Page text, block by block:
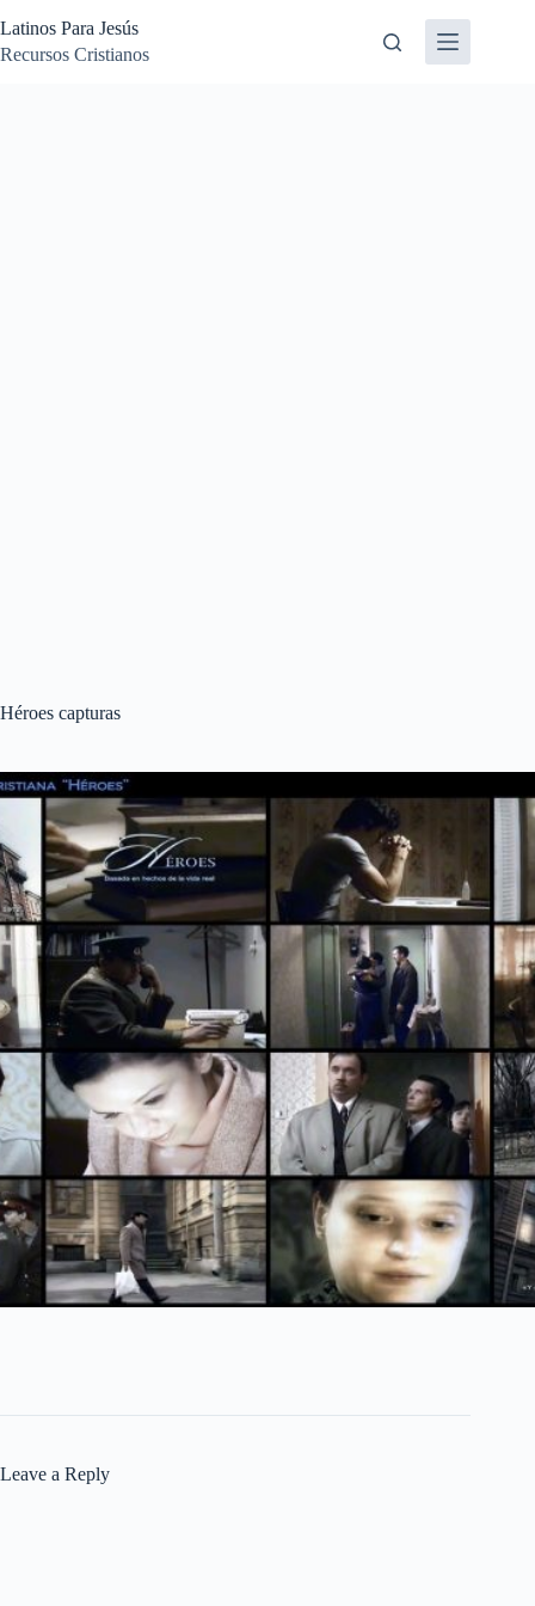
to
content
Latinos Para Jesús
Recursos Cristianos
Héroes capturas
Leave a Reply